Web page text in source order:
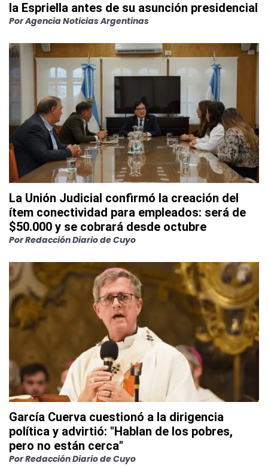
la Espriella antes de su asunción presidencial
PorAgencia Noticias Argentinas
La Unión Judicial confirmó la creación del
ítem conectividad para empleados: será de
$50.000 y se cobrará desde octubre
PorRedacción Diario de Cuyo
García Cuerva cuestionó a la dirigencia
política y advirtió: "Hablan de los pobres,
pero no están cerca"
PorRedacción Diario de Cuyo